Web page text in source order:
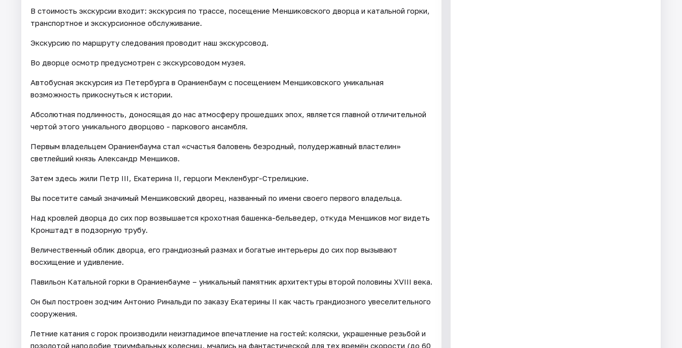
В стоимость экскурсии входит: экскурсия по трассе, посещение Меншиковского дворца и катальной горки,
транспортное и экскурсионное обслуживание.
Экскурсию по маршруту следования проводит наш экскурсовод.
Во дворце осмотр предусмотрен с экскурсоводом музея.
Автобусная экскурсия из Петербурга в Ораниенбаум с посещением Меншиковского уникальная
возможность прикоснуться к истории.
Абсолютная подлинность, доносящая до нас атмосферу прошедших эпох, является главной отличительной
чертой этого уникального дворцово - паркового ансамбля.
Первым владельцем Ораниенбаума стал «счастья баловень безродный, полудержавный властелин»
светлейший князь Александр Меншиков.
Затем здесь жили Петр III, Екатерина II, герцоги Мекленбург-Стрелицкие.
Вы посетите самый значимый Меншиковский дворец, названный по имени своего первого владельца.
Над кровлей дворца до сих пор возвышается крохотная башенка-бельведер, откуда Меншиков мог видеть
Кронштадт в подзорную трубу.
Величественный облик дворца, его грандиозный размах и богатые интерьеры до сих пор вызывают
восхищение и удивление.
Павильон Катальной горки в Ораниенбауме – уникальный памятник архитектуры второй половины XVIII века.
Он был построен зодчим Антонио Ринальди по заказу Екатерины II как часть грандиозного увеселительного
сооружения.
Летние катания с горок производили неизгладимое впечатление на гостей: коляски, украшенные резьбой и
позолотой наподобие триумфальных колесниц, мчались на фантастической для тех времён скорости (до 60